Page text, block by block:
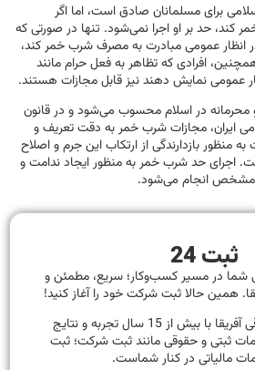
برای مسلمانان صادق است، اما اگر
کند، حد بر او اجرا نمی‌شود. تنها در صورتی که
انظار عمومی مبادرت به مصرف شرب خمر کند،
افرادی که تظاهر به فعل حرام مانند
عمومی نمایش دهند نیز قابل مجازات هستند.
محرمانه در اسلام محسوب می‌شود و در قانون
ایران، مجازات شرب خمر به دقت تعریف و
بازدارندگی از ارتکاب این جرم و اصلاح
اجرای حد شرب خمر به منظور ایجاد ندامت و
و مشخص انجام می‌شود.
ثبت 24
شما در مسیر کسب‌وکار؛ سریع، مطمئن و
همین حالا ثبت شرکت خود را آغاز کنید!
هلدینگ ثبتی و حقوقی آفریقا با بیش از 15 سال تجربه و نتایج
ثبتی و حقوقی مانند ثبت شرکت؛ ثبت
مالیاتی در کنار شماست.